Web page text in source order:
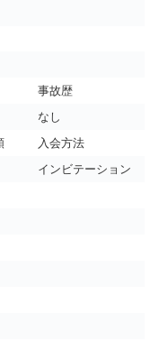
事故歴
なし
入会方法
インビテーション